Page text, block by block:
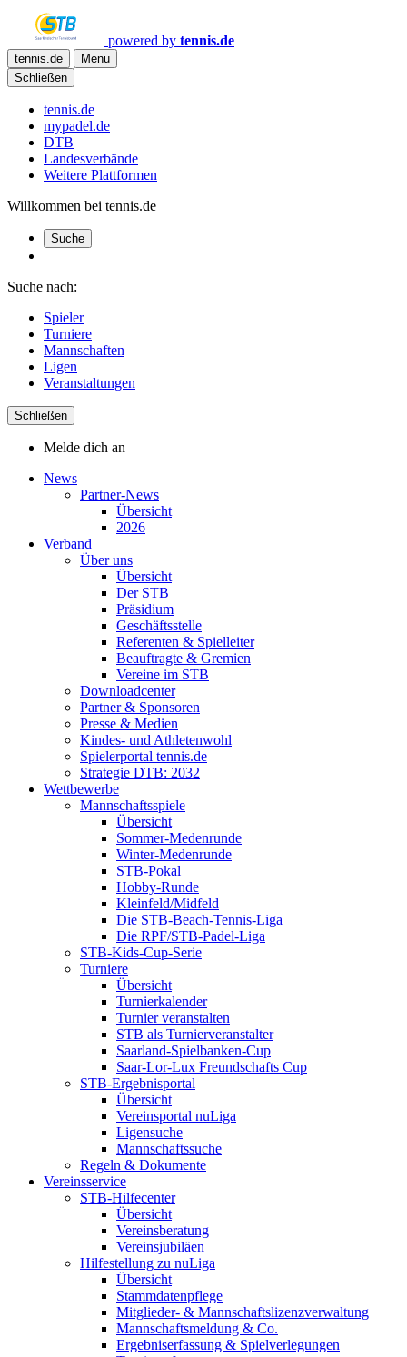
powered by tennis.de
tennis.de
Menu
Schließen
tennis.de
mypadel.de
DTB
Landesverbände
Weitere Plattformen
Willkommen bei tennis.de
Suche
Suche nach:
Spieler
Turniere
Mannschaften
Ligen
Veranstaltungen
Schließen
Melde dich an
News
Partner-News
Übersicht
2026
Verband
Über uns
Übersicht
Der STB
Präsidium
Geschäftsstelle
Referenten & Spielleiter
Beauftragte & Gremien
Vereine im STB
Downloadcenter
Partner & Sponsoren
Presse & Medien
Kindes- und Athletenwohl
Spielerportal tennis.de
Strategie DTB: 2032
Wettbewerbe
Mannschaftsspiele
Übersicht
Sommer-Medenrunde
Winter-Medenrunde
STB-Pokal
Hobby-Runde
Kleinfeld/Midfeld
Die STB-Beach-Tennis-Liga
Die RPF/STB-Padel-Liga
STB-Kids-Cup-Serie
Turniere
Übersicht
Turnierkalender
Turnier veranstalten
STB als Turnierveranstalter
Saarland-Spielbanken-Cup
Saar-Lor-Lux Freundschafts Cup
STB-Ergebnisportal
Übersicht
Vereinsportal nuLiga
Ligensuche
Mannschaftssuche
Regeln & Dokumente
Vereinsservice
STB-Hilfecenter
Übersicht
Vereinsberatung
Vereinsjubiläen
Hilfestellung zu nuLiga
Übersicht
Stammdatenpflege
Mitglieder- & Mannschaftslizenzverwaltung
Mannschaftsmeldung & Co.
Ergebniserfassung & Spielverlegungen